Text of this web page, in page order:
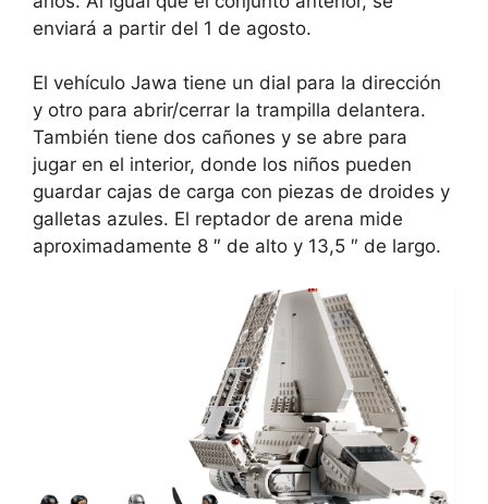
enviará a partir del 1 de agosto.
El vehículo Jawa tiene un dial para la dirección
y otro para abrir/cerrar la trampilla delantera.
También tiene dos cañones y se abre para
jugar en el interior, donde los niños pueden
guardar cajas de carga con piezas de droides y
galletas azules. El reptador de arena mide
aproximadamente 8 ″ de alto y 13,5 ″ de largo.